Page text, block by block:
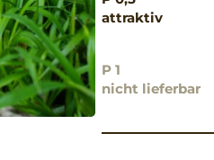
attraktiv
P 1
nicht lieferbar